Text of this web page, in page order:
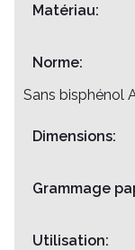
Matériau:
Norme:
Sans bisphénol
Dimensions:
Grammage
Utilisation: